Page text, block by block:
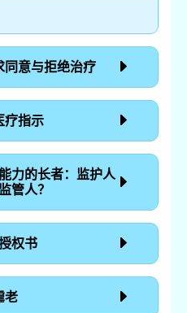
同意与拒绝治疗
疗指示
力的长者：监护人
管人？
权书
老